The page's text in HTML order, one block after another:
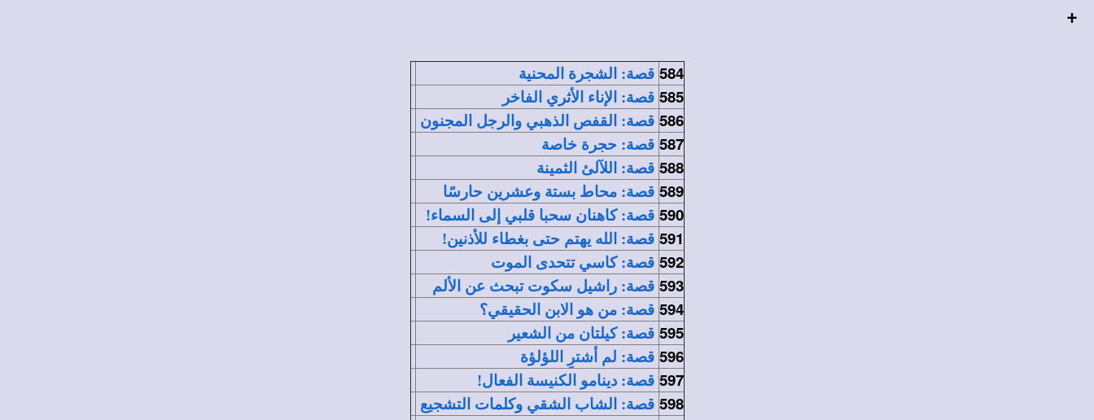
+
584 قصة: الشجرة المحنية
585 قصة: الإناء الأثري الفاخر
586 قصة: القفص الذهبي والرجل المجنون
587 قصة: حجرة خاصة
588 قصة: اللآلئ الثمينة
589 قصة: محاط بستة وعشرين حارسًا
590 قصة: كاهنان سحبا قلبي إلى السماء!
591 قصة: الله يهتم حتى بغطاء للأذنين!
592 قصة: كاسي تتحدى الموت
593 قصة: راشيل سكوت تبحث عن الألم
594 قصة: من هو الابن الحقيقي؟
595 قصة: كيلتان من الشعير
596 قصة: لم أشترِ اللؤلؤة
597 قصة: دينامو الكنيسة الفعال!
598 قصة: الشاب الشقي وكلمات التشجيع